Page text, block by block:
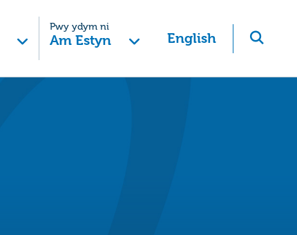
Pwy ydym ni
Am Estyn English